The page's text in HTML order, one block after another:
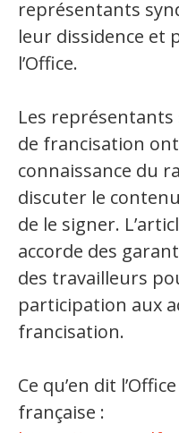
Aéronautique
Métallurgie
Terminologie
Ressources
Capsules linguistiques
Jeux et outils
Intégration linguistique
Cours de français
Espace militant
représentants
leur dissidence et
l’Office.
Les représentants
de francisation
connaissance du
discuter le
de le signer.
accorde des
des travailleurs
participation aux
francisation.
Ce qu’en dit
française :